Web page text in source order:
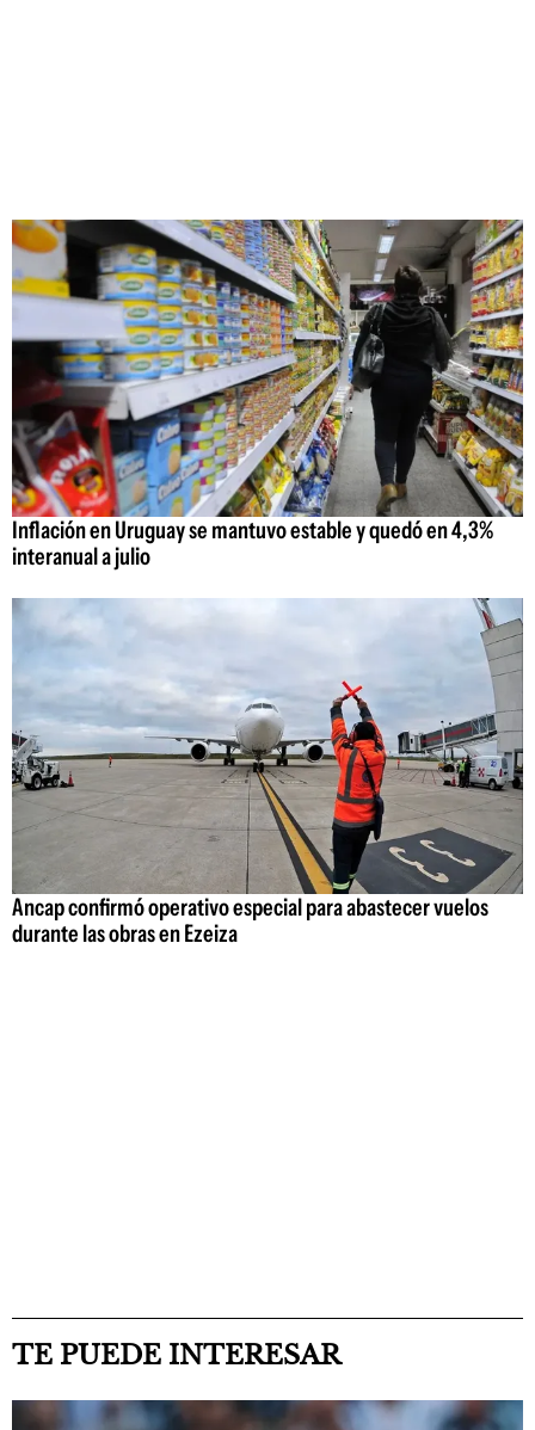
Inflación en Uruguay se mantuvo estable y quedó en 4,3%
interanual a julio
Ancap confirmó operativo especial para abastecer vuelos
durante las obras en Ezeiza
TE PUEDE INTERESAR